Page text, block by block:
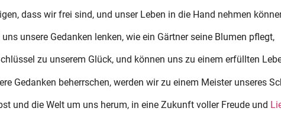
dass wir frei sind, und unser Leben in die Hand nehmen
unsere Gedanken lenken, wie ein Gärtner seine Blumen pflegt,
zu unserem Glück, und können uns zu einem erfüllten
Gedanken beherrschen, werden wir zu einem Meister unseres
und die Welt um uns herum, in eine Zukunft voller Freude und